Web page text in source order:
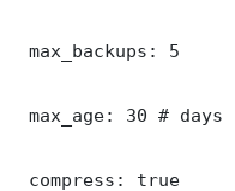
max_backups: 5
max_age: 30 # days
compress: true